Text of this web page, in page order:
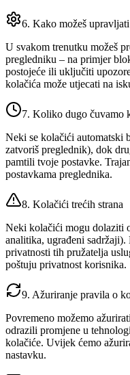
6. Kako možeš
U svakom trenutku možeš
pregledniku – na primjer
postojeće ili uključiti
kolačića može utjecati na
7. Koliko dugo čuvamo
Neki se kolačići automatski
zatvoriš preglednik), dok
pamtili tvoje postavke.
postavkama preglednika.
8. Kolačići trećih strana
Neki kolačići mogu dolaziti
analitika, ugrađeni
privatnosti tih pružatelja
poštuju privatnost korisnika.
9. Ažuriranje pravila o
Povremeno možemo
odrazili promjene u
kolačiće. Uvijek ćemo
nastavku.